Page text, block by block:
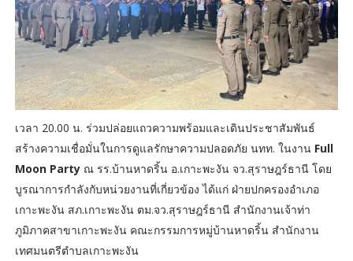
เวลา 20.00 น. ร่วมปล่อยแถวความพร้อมและเดินประชาสัมพันธ์
สร้างความเชื่อมั่นในการดูแลรักษาความปลอดภัย นทท. ในงาน Full
Moon Partyณ รร.บ้านหาดริ้น อ.เกาะพะงัน จว.สุราษฎร์ธานี โดย
บูรณาการกำลังกับหน่วยงานที่เกี่ยวข้อง ได้แก่ ฝ่ายปกครองอำเภอ
เกาะพะงัน สภ.เกาะพะงัน ตม.จว.สุราษฎร์ธานี สำนักงานเจ้าท่า
ภูมิภาคสาขาเกาะพะงัน คณะกรรมการหมู่บ้านหาดริ้น สำนักงาน
เทศมนตรีตำบลเกาะพะงัน